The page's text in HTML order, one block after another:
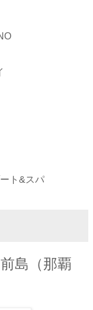
ト&スパ
島（那覇